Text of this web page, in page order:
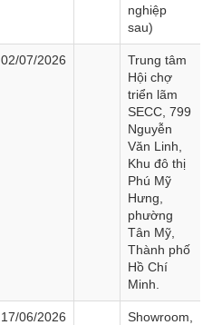
nghiệp
sau)
02/07/2026
Trung tâm
Hội chợ
triển lãm
SECC, 799
Nguyễn
Văn Linh,
Khu đô thị
Phú Mỹ
Hưng,
phường
Tân Mỹ,
Thành phố
Hồ Chí
Minh.
17/06/2026
Showroom,